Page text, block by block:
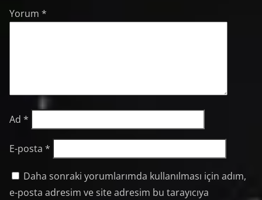
Yorum *
Ad *
E-posta *
Daha sonraki yorumlarımda kullanılması için adım,
e-posta adresim ve site adresim bu tarayıcıya